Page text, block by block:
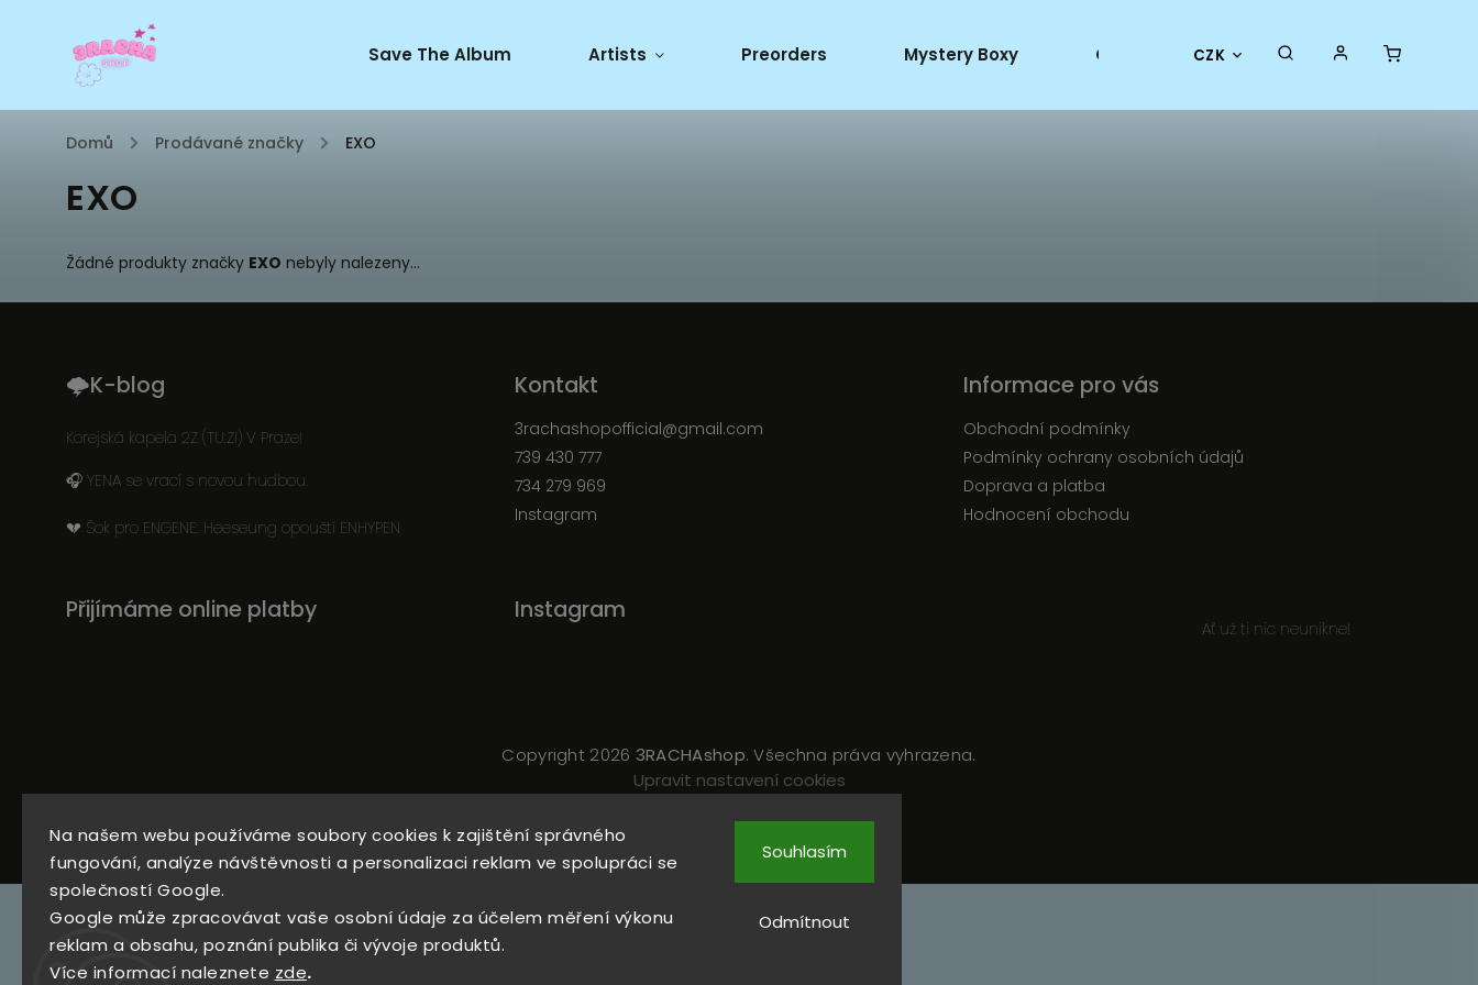
Na našem webu používáme soubory cookies k zajištění správného
fungování, analýze návštěvnosti a personalizaci reklam ve spolupráci se
společností Google.
Google může zpracovávat vaše osobní údaje za účelem měření výkonu
reklam a obsahu, poznání publika či vývoje produktů.
Více informací naleznete zde.
Odmítnout
Souhlasím
CZK
Save The Album Artists Preorders Mystery Boxy Collector goods Oficiální merch
Domů / Prodávané značky / EXO
EXO
Žádné produkty značky EXO nebyly nalezeny...
🌩K-blog
Korejská kapela 2Z (TU:ZI) V Praze!
🎧 YENA se vrací s novou hudbou.
💔 Šok pro ENGENE: Heeseung opouští ENHYPEN
Kontakt
3rachashopofficial@gmail.com
739 430 777
734 279 969
Instagram
Informace pro vás
Obchodní podmínky
Podmínky ochrany osobních údajů
Doprava a platba
Hodnocení obchodu
Přijímáme online platby Instagram
Ať už ti nic neunikne!
Copyright 2026 3RACHAshop. Všechna práva vyhrazena.
Upravit nastavení cookies
734
279
969
Instagram